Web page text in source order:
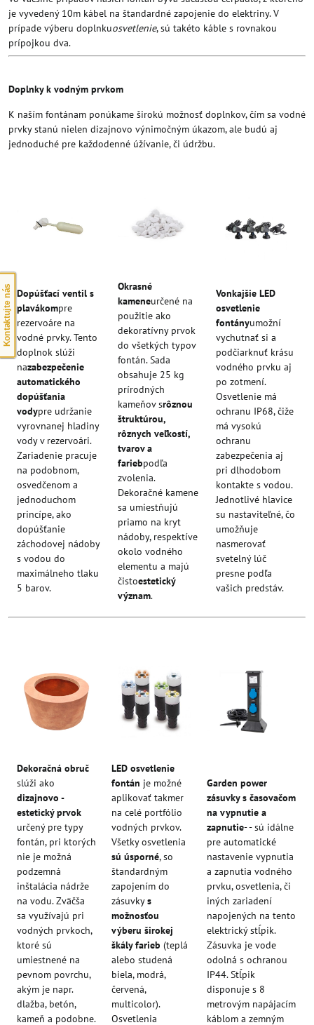
je vyvedený 10m kábel na štandardné zapojenie do elektriny. V
prípade výberu doplnkuosvetlenie, sú takéto káble s rovnakou
prípojkou dva.
Doplnky k vodným prvkom
K naším fontánam ponúkame širokú možnosť doplnkov, čím sa vodné
prvky stanú nielen dizajnovo výnimočným úkazom, ale budú aj
jednoduché pre každodenné úžívanie, či údržbu.
Dopúšťací ventil s
plavákompre
rezervoáre na
vodné prvky. Tento
doplnok slúži
nazabezpečenie
automatického
dopúšťania
vodypre udržanie
vyrovnanej hladiny
vody v rezervoári.
Zariadenie pracuje
na podobnom,
osvedčenom a
jednoduchom
princípe, ako
dopúšťanie
záchodovej nádoby
s vodou do
maximálneho tlaku
5 barov.
Okrasné
kameneurčené na
použitie ako
dekoratívny prvok
do všetkých typov
fontán. Sada
obsahuje 25 kg
prírodných
kameňov srôznou
štruktúrou,
rôznych veľkostí,
tvarov a
fariebpodľa
zvolenia.
Dekoračné kamene
sa umiestňujú
priamo na kryt
nádoby, respektíve
okolo vodného
elementu a majú
čistoestetický
význam.
Vonkajšie LED
osvetlenie
fontányumožní
vychutnať si a
podčiarknuť krásu
vodného prvku aj
po zotmení.
Osvetlenie má
ochranu IP68, čiže
má vysokú
ochranu
zabezpečenia aj
pri dlhodobom
kontakte s vodou.
Jednotlivé hlavice
su nastaviteľné, čo
umožňuje
nasmerovať
svetelný lúč
presne podľa
vašich predstáv.
Dekoračná obruč
slúži ako
dizajnovo -
estetický prvok
určený pre typy
fontán, pri ktorých
nie je možná
podzemná
inštalácia nádrže
na vodu. Zväčša
sa využívajú pri
vodných prvkoch,
ktoré sú
umiestnené na
pevnom povrchu,
akým je napr.
dlažba, betón,
kameň a podobne.
LED osvetlenie
fontán je možné
aplikovať takmer
na celé portfólio
vodných prvkov.
Všetky osvetlenia
sú úsporné, so
štandardným
zapojením do
zásuvkys
možnosťou
výberu širokej
škály farieb (teplá
alebo studená
biela, modrá,
červená,
multicolor).
Osvetlenia
Garden power
zásuvky s časovačom
na vypnutie a
zapnutie- - sú idálne
pre automatické
nastavenie vypnutia
a zapnutia vodného
prvku, osvetlenia, či
iných zariadení
napojených na tento
elektrický stĺpik.
Zásuvka je vode
odolná s ochranou
IP44. Stĺpik
disponuje s 8
metrovým napájacím
káblom a zemným
Kontaktujte nás